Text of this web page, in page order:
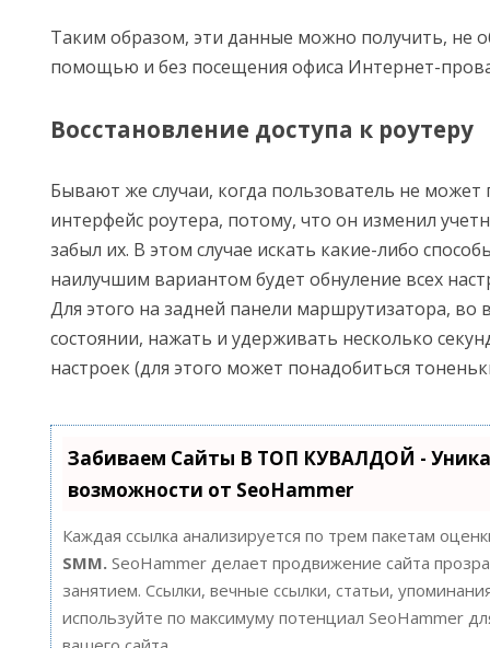
Таким образом, эти данные можно получить, не
помощью и без посещения офиса Интернет-
Восстановление доступа к роутеру
Бывают же случаи, когда пользователь не может
интерфейс роутера, потому, что он изменил
забыл их. В этом случае искать какие-либо
наилучшим вариантом будет обнуление всех
Для этого на задней панели маршрутизатора, во
состоянии, нажать и удерживать несколько
настроек (для этого может понадобиться
Забиваем Сайты В ТОП КУВАЛДОЙ -
возможности от SeoHammer
Каждая ссылка анализируется по трем пакетам
SMM.SeoHammer делает продвижение сайта
занятием. Ссылки, вечные ссылки, статьи,
используйте по максимуму потенциал SeoHammer